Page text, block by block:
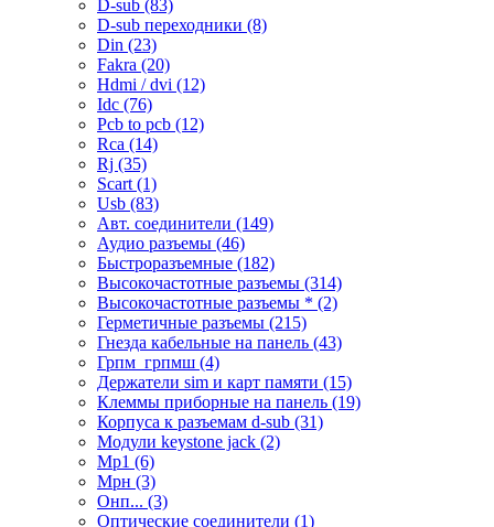
D-sub (83)
D-sub переходники (8)
Din (23)
Fakra (20)
Hdmi / dvi (12)
Idc (76)
Pcb to pcb (12)
Rca (14)
Rj (35)
Scart (1)
Usb (83)
Авт. соединители (149)
Аудио разъемы (46)
Быстроразъемные (182)
Высокочастотные разъемы (314)
Высокочастотные разъемы * (2)
Герметичные разъемы (215)
Гнезда кабельные на панель (43)
Грпм_грпмш (4)
Держатели sim и карт памяти (15)
Клеммы приборные на панель (19)
Корпуса к разъемам d-sub (31)
Модули keystone jack (2)
Мр1 (6)
Мрн (3)
Онп... (3)
Оптические соединители (1)